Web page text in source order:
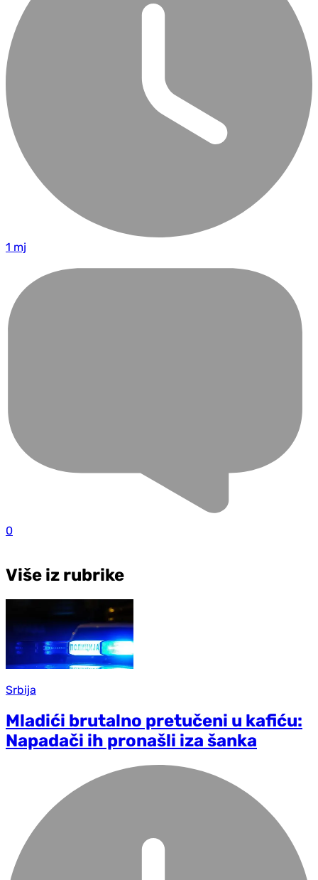
1 mj
0
Više iz rubrike
Srbija
Mladići brutalno pretučeni u kafiću:
Napadači ih pronašli iza šanka